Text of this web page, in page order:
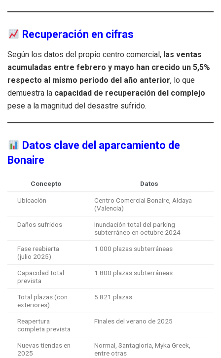
Recuperación en cifras
Según los datos del propio centro comercial, las ventas
acumuladas entre febrero y mayo han crecido un 5,5%
respecto al mismo periodo del año anterior, lo que
demuestra la capacidad de recuperación del complejo
pese a la magnitud del desastre sufrido.
Datos clave del aparcamiento de
Bonaire
Concepto Datos
Ubicación
Centro Comercial Bonaire, Aldaya
(Valencia)
Daños sufridos
Inundación total del parking
subterráneo en octubre 2024
Fase reabierta
(julio 2025)
1.000 plazas subterráneas
Capacidad total
prevista
1.800 plazas subterráneas
Total plazas (con
exteriores)
5.821 plazas
Reapertura
completa prevista
Finales del verano de 2025
Nuevas tiendas en
2025
Normal, Santagloria, Myka Greek,
entre otras